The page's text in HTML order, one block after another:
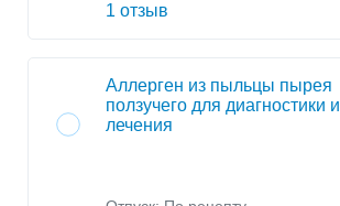
1 отзыв
Аллерген из пыльцы пырея
ползучего для диагностики и
лечения